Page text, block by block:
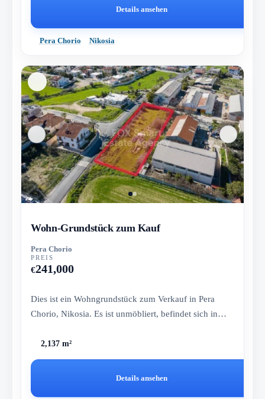
Details ansehen
Pera Chorio Nikosia
Wohn-Grundstück zum Kauf
Pera Chorio
PREIS
€241,000
Dies ist ein Wohngrundstück zum Verkauf in Pera
Chorio, Nikosia. Es ist unmöbliert, befindet sich in
2,137 m²
Details ansehen